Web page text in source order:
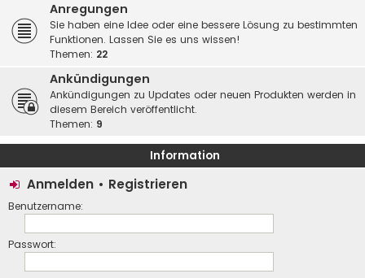
Anregungen
Sie haben eine Idee oder eine bessere Lösung zu bestimmten
Funktionen. Lassen Sie es uns wissen!
Themen: 22
Ankündigungen
Ankündigungen zu Updates oder neuen Produkten werden in
diesem Bereich veröffentlicht.
Themen: 9
Information
Anmelden • Registrieren
Benutzername:
Passwort: